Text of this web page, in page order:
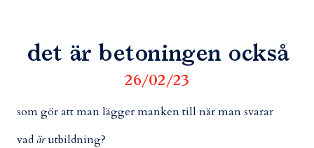
det är betoningen också
26/02/23
som gör att man lägger manken till när man svarar
vadärutbildning?